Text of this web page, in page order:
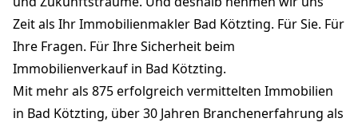
Zeit als Ihr Immobilienmakler Bad Kötzting. Für Sie. Für
Ihre Fragen. Für Ihre Sicherheit beim
Immobilienverkauf in Bad Kötzting.
Mit mehr als 875 erfolgreich vermittelten Immobilien
in Bad Kötzting, über 30 Jahren Branchenerfahrung als